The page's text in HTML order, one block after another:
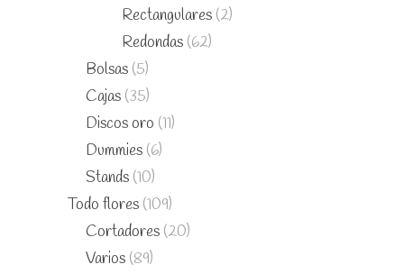
Rectangulares (2)
Redondas (62)
Bolsas (5)
Cajas (35)
Discos oro (11)
Dummies (6)
Stands (10)
Todo flores (109)
Cortadores (20)
Varios (89)